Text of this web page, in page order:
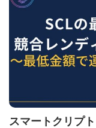
スマートクリプ